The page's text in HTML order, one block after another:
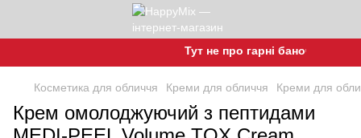
Тут не про гарні баночки, а про
Косметика для обличчя Креми для обличчя Креми для
Крем омолоджуючий з пептидами